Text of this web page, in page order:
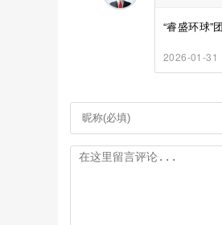
“睿盛环球”
2026-01-31